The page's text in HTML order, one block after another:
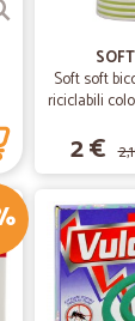
Soft soft
riciclabili
2 €